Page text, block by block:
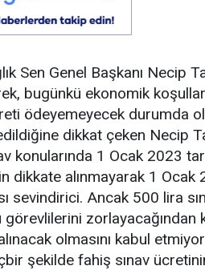
Sen Genel Başkanı Necip
bugünkü ekonomik
ödeyemeyecek durumda
dikkat çeken Necip
konularında 1 Ocak 2023
dikkate alınmayarak 1 Ocak
sevindirici. Ancak 500 lira
zorlayacağından
olmasını kabul
şekilde fahiş sınav